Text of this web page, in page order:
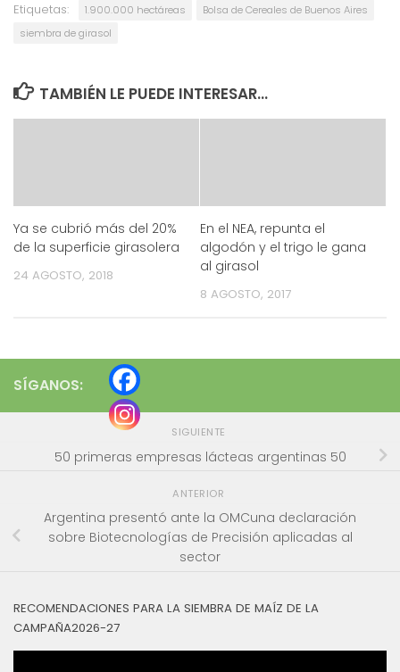
Etiquetas: 1.900.000 hectáreas
Bolsa de Cereales de Buenos Aires
siembra de girasol
TAMBIÉN LE PUEDE INTERESAR...
Ya se cubrió más del 20%
de la superficie girasolera
24 AGOSTO, 2018
En el NEA, repunta el
algodón y el trigo le gana
al girasol
8 AGOSTO, 2017
SÍGANOS:
SIGUIENTE
50 primeras empresas lácteas argentinas 50
ANTERIOR
Argentina presentó ante la OMCuna declaración
sobre Biotecnologías de Precisión aplicadas al
sector
RECOMENDACIONES PARA LA SIEMBRA DE MAÍZ DE LA
CAMPAÑA2026-27